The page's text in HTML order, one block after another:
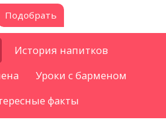
Подобрать
История напитков
Уроки с барменом
факты